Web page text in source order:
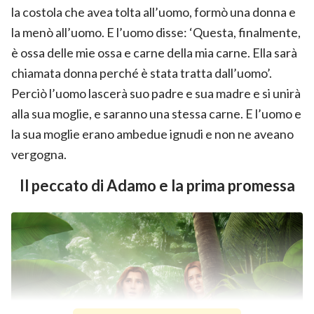
la costola che avea tolta all’uomo, formò una donna e
la menò all’uomo. E l’uomo disse: ‘Questa, finalmente,
è ossa delle mie ossa e carne della mia carne. Ella sarà
chiamata donna perché è stata tratta dall’uomo’.
Perciò l’uomo lascerà suo padre e sua madre e si unirà
alla sua moglie, e saranno una stessa carne. E l’uomo e
la sua moglie erano ambedue ignudi e non ne aveano
vergogna.
Il peccato di Adamo e la prima promessa